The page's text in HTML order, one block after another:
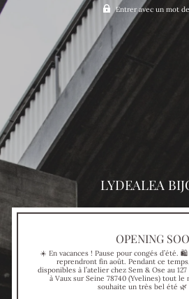
Entrer avec un mot
LYDEALEA
OPENING
☀️ En vacances ! Pause pour congés d’été.
reprendront fin août. Pendant ce
disponibles à l’atelier chez Sem & Ose au
à Vaux sur Seine 78740 (Yvelines) tout
souhaite un très bel été